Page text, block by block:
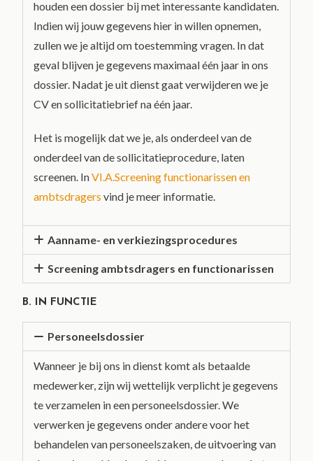
houden een dossier bij met interessante kandidaten.
Indien wij jouw gegevens hier in willen opnemen,
zullen we je altijd om toestemming vragen. In dat
geval blijven je gegevens maximaal één jaar in ons
dossier. Nadat je uit dienst gaat verwijderen we je
CV en sollicitatiebrief na één jaar.
Het is mogelijk dat we je, als onderdeel van de
onderdeel van de sollicitatieprocedure, laten
screenen. InVI.A.Screening functionarissen en
ambtsdragers vind je meer informatie.
Aanname- en verkiezingsprocedures
Screening ambtsdragers en functionarissen
B. IN FUNCTIE
Personeelsdossier
Wanneer je bij ons in dienst komt als betaalde
medewerker, zijn wij wettelijk verplicht je gegevens
te verzamelen in een personeelsdossier. We
verwerken je gegevens onder andere voor het
behandelen van personeelszaken, de uitvoering van